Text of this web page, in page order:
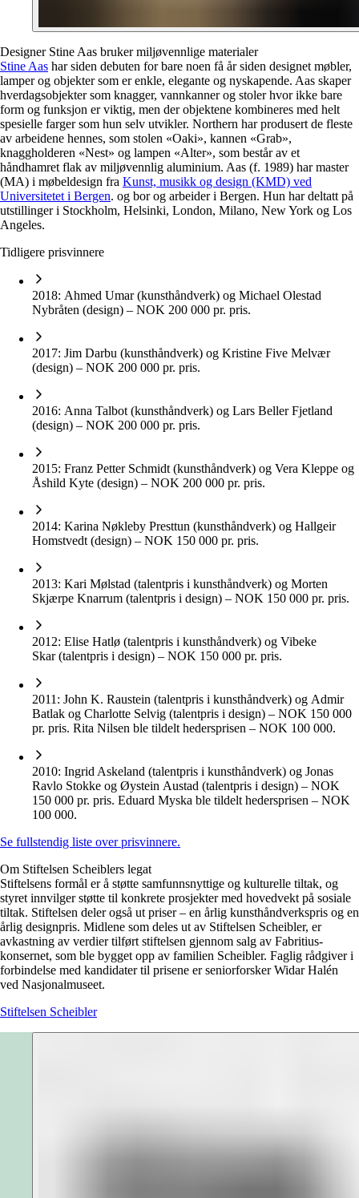
Designer Stine Aas bruker miljøvennlige materialer
Stine Aas har siden debuten for bare noen få år siden designet møbler,
lamper og objekter som er enkle, elegante og nyskapende. Aas skaper
hverdagsobjekter som knagger, vannkanner og stoler hvor ikke bare
form og funksjon er viktig, men der objektene kombineres med helt
spesielle farger som hun selv utvikler. Northern har produsert de fleste
av arbeidene hennes, som stolen «Oaki», kannen «Grab»,
knaggholderen «Nest» og lampen «Alter», som består av et
håndhamret flak av miljøvennlig aluminium. Aas (f. 1989) har master
(MA) i møbeldesign fra Kunst, musikk og design (KMD) ved
Universitetet i Bergen. og bor og arbeider i Bergen. Hun har deltatt på
utstillinger i Stockholm, Helsinki, London, Milano, New York og Los
Angeles.
Tidligere prisvinnere
2018: Ahmed Umar (kunsthåndverk) og Michael Olestad
Nybråten (design) – NOK 200 000 pr. pris.
2017: Jim Darbu (kunsthåndverk) og Kristine Five Melvær
(design) – NOK 200 000 pr. pris.
2016: Anna Talbot (kunsthåndverk) og Lars Beller Fjetland
(design) – NOK 200 000 pr. pris.
2015: Franz Petter Schmidt (kunsthåndverk) og Vera Kleppe og
Åshild Kyte (design) – NOK 200 000 pr. pris.
2014: Karina Nøkleby Presttun (kunsthåndverk) og Hallgeir
Homstvedt (design) – NOK 150 000 pr. pris.
2013: Kari Mølstad (talentpris i kunsthåndverk) og Morten
Skjærpe Knarrum (talentpris i design) – NOK 150 000 pr. pris.
2012: Elise Hatlø (talentpris i kunsthåndverk) og Vibeke
Skar (talentpris i design) – NOK 150 000 pr. pris.
2011: John K. Raustein (talentpris i kunsthåndverk) og Admir
Batlak og Charlotte Selvig (talentpris i design) – NOK 150 000
pr. pris. Rita Nilsen ble tildelt hedersprisen – NOK 100 000.
2010: Ingrid Askeland (talentpris i kunsthåndverk) og Jonas
Ravlo Stokke og Øystein Austad (talentpris i design) – NOK
150 000 pr. pris. Eduard Myska ble tildelt hedersprisen – NOK
100 000.
​Se fullstendig liste over prisvinnere.
Om Stiftelsen Scheiblers legat
Stiftelsens formål er å støtte samfunnsnyttige og kulturelle tiltak, og
styret innvilger støtte til konkrete prosjekter med hovedvekt på sosiale
tiltak. Stiftelsen deler også ut priser – en årlig kunsthåndverkspris og en
årlig designpris. Midlene som deles ut av Stiftelsen Scheibler, er
avkastning av verdier tilført stiftelsen gjennom salg av Fabritius-
konsernet, som ble bygget opp av familien Scheibler. Faglig rådgiver i
forbindelse med kandidater til prisene er seniorforsker Widar Halén
ved Nasjonalmuseet.
Stiftelsen Scheibler